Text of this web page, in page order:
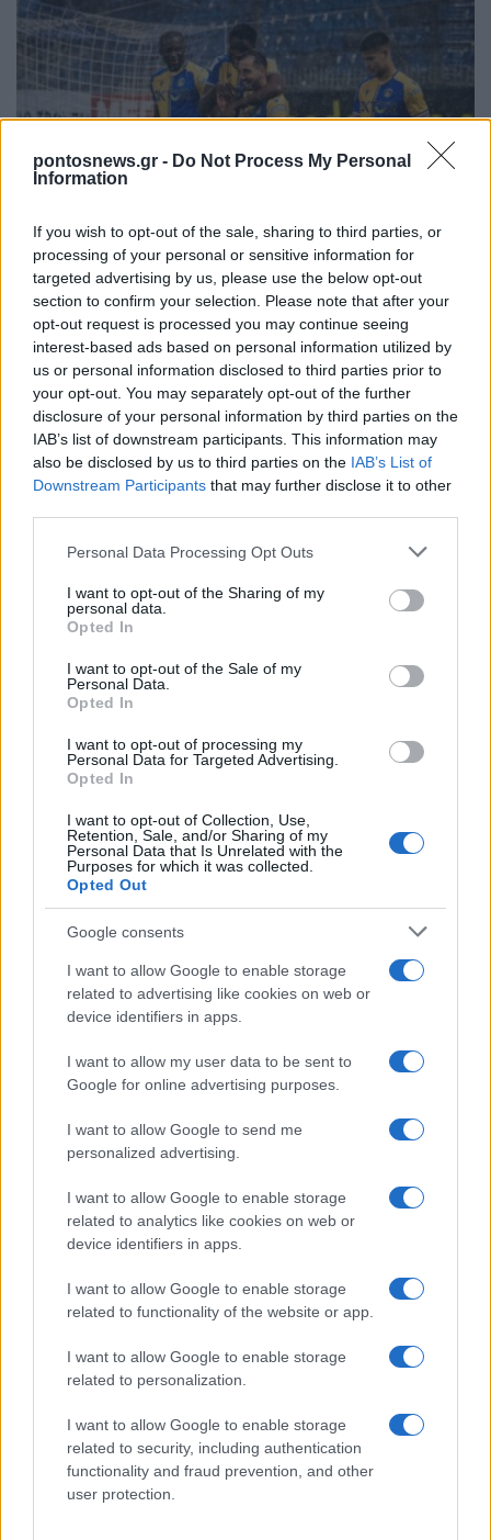
pontosnews.gr - Do Not Process My Personal
Information
If you wish to opt-out of the sale, sharing to third parties, or
processing of your personal or sensitive information for
targeted advertising by us, please use the below opt-out
section to confirm your selection. Please note that after your
opt-out request is processed you may continue seeing
interest-based ads based on personal information utilized by
us or personal information disclosed to third parties prior to
your opt-out. You may separately opt-out of the further
disclosure of your personal information by third parties on the
IAB’s list of downstream participants. This information may
also be disclosed by us to third parties on the IAB’s List of
Downstream Participants that may further disclose it to other
Please note that this website/app uses one or more Google
not limited to your visit or usage behaviour. You may click to
grant or deny consent to Google and its third-party tags to
use your data for below specified purposes in below Google
consent section.
Personal Data Processing Opt Outs
I want to opt-out of the Sharing of my
personal data.
Opted In
I want to opt-out of the Sale of my
Personal Data.
Opted In
I want to opt-out of processing my
Personal Data for Targeted Advertising.
Opted In
I want to opt-out of Collection, Use,
Retention, Sale, and/or Sharing of my
Personal Data that Is Unrelated with the
Purposes for which it was collected.
Opted Out
Google consents
I want to allow Google to enable storage
related to advertising like cookies on web or
device identifiers in apps.
I want to allow my user data to be sent to
Google for online advertising purposes.
I want to allow Google to send me
personalized advertising.
I want to allow Google to enable storage
related to analytics like cookies on web or
device identifiers in apps.
I want to allow Google to enable storage
related to functionality of the website or app.
I want to allow Google to enable storage
related to personalization.
I want to allow Google to enable storage
related to security, including authentication
functionality and fraud prevention, and other
user protection.
ΑΘΛΗΤΙΣΜΟΣ
Super League – Play out: Φωτιά στην παραμονή με τις νίκες
Πανσερραϊκού και Αστέρα
4/04/2026 - 10:42μμ
ΑΘΛΗΤΙΣΜΟΣ
Super League: Το πρόγραμμα των πλέι οφ 5-8 και των πλέι
24/03/2026 - 4:12μμ
ΑΘΛΗΤΙΣΜΟΣ
Super League: Φινάλε στην κορυφή η ΑΕΚ – Γκέλες για
22/03/2026 - 10:01μμ